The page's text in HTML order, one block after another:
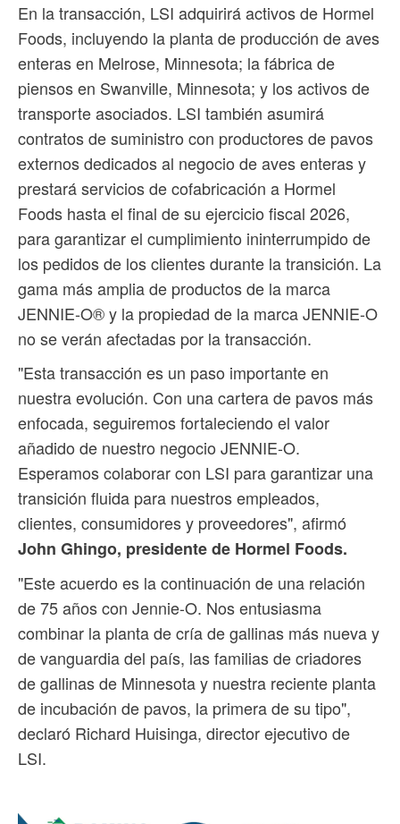
En la transacción, LSI adquirirá activos de Hormel
Foods, incluyendo la planta de producción de aves
enteras en Melrose, Minnesota; la fábrica de
piensos en Swanville, Minnesota; y los activos de
transporte asociados. LSI también asumirá
contratos de suministro con productores de pavos
externos dedicados al negocio de aves enteras y
prestará servicios de cofabricación a Hormel
Foods hasta el final de su ejercicio fiscal 2026,
para garantizar el cumplimiento ininterrumpido de
los pedidos de los clientes durante la transición. La
gama más amplia de productos de la marca
JENNIE-O® y la propiedad de la marca JENNIE-O
no se verán afectadas por la transacción.
"Esta transacción es un paso importante en
nuestra evolución. Con una cartera de pavos más
enfocada, seguiremos fortaleciendo el valor
añadido de nuestro negocio JENNIE-O.
Esperamos colaborar con LSI para garantizar una
transición fluida para nuestros empleados,
clientes, consumidores y proveedores", afirmó
John Ghingo, presidente de Hormel Foods.
"Este acuerdo es la continuación de una relación
de 75 años con Jennie-O. Nos entusiasma
combinar la planta de cría de gallinas más nueva y
de vanguardia del país, las familias de criadores
de gallinas de Minnesota y nuestra reciente planta
de incubación de pavos, la primera de su tipo",
declaró Richard Huisinga, director ejecutivo de
LSI.